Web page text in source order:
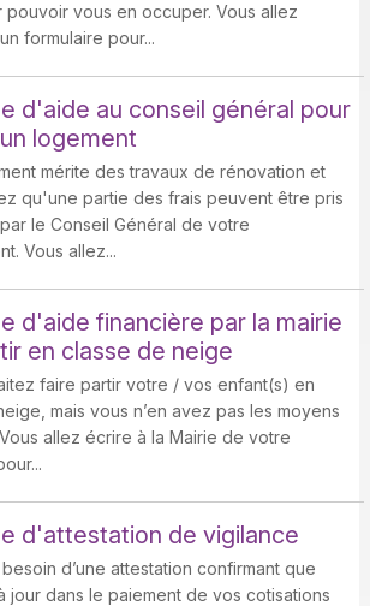
pouvoir vous en occuper. Vous allez
formulaire pour...
d'aide au conseil général pour
logement
mérite des travaux de rénovation et
qu'une partie des frais peuvent être pris
le Conseil Général de votre
Vous allez...
d'aide financière par la mairie
en classe de neige
faire partir votre / vos enfant(s) en
mais vous n’en avez pas les moyens
allez écrire à la Mairie de votre
d'attestation de vigilance
d’une attestation confirmant que
jour dans le paiement de vos cotisations